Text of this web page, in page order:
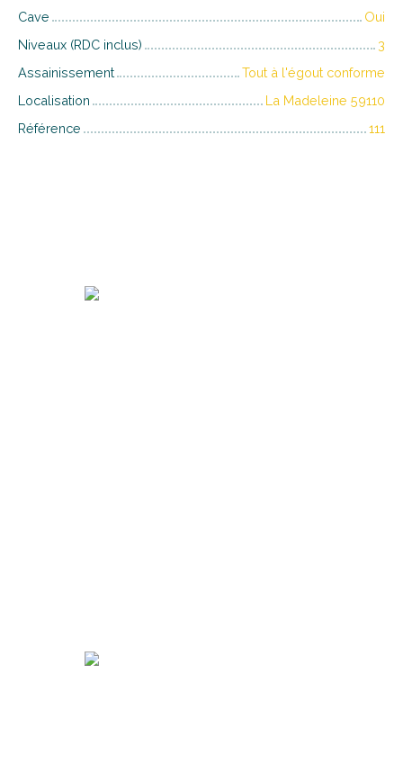
Cave
Oui
Niveaux (RDC inclus)
3
Assainissement
Tout à l'égout conforme
Localisation
La Madeleine 59110
Référence
111